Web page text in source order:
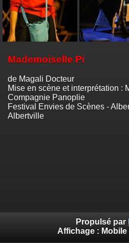
Mademoiselle Pi
de Magali Docteur
Mise en scène et interprétation :
Compagnie Panoplie
Festival Envies de Scènes -
Albertville
Propulsé par
Affichage : Mobile